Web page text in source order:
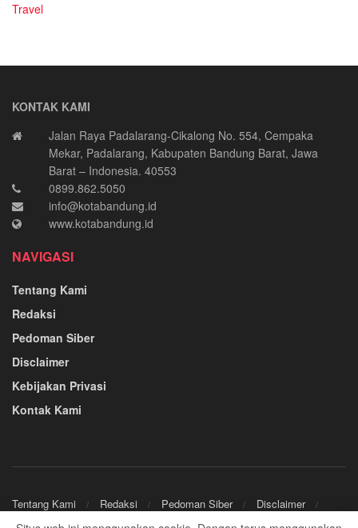
Travel
KONTAK KAMI
Jalan Raya Padalarang-Cikalong No. 554, Cempaka
Mekar, Padalarang, Kabupaten Bandung Barat, Jawa
Barat – Indonesia. 40553
0899.862.5050
info@kotabandung.id
www.kotabandung.id
NAVIGASI
Tentang Kami
Redaksi
Pedoman Siber
Disclaimer
Kebijakan Privasi
Kontak Kami
Tentang Kami Redaksi Pedoman Siber
Disclaimer